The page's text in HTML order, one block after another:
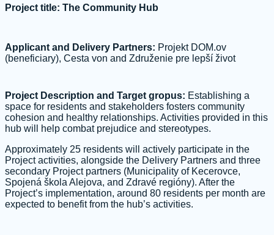
Project title: The Community Hub
Applicant and Delivery Partners: Projekt DOM.ov
(beneficiary), Cesta von and Združenie pre lepší život
Project Description and Target gropus: Establishing a
space for residents and stakeholders fosters community
cohesion and healthy relationships. Activities provided in this
hub will help combat prejudice and stereotypes.
Approximately 25 residents will actively participate in the
Project activities, alongside the Delivery Partners and three
secondary Project partners (Municipality of Kecerovce,
Spojená škola Alejova, and Zdravé regióny). After the
Project’s implementation, around 80 residents per month are
expected to benefit from the hub’s activities.